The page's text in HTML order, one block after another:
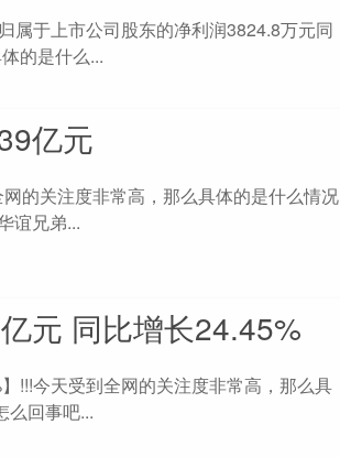
属于上市公司股东的净利润3824.8万元同
的是什么...
亿元
的关注度非常高，那么具体的是什么情况
谊兄弟...
元 同比增长24.45%
!!!今天受到全网的关注度非常高，那么具
么回事吧...